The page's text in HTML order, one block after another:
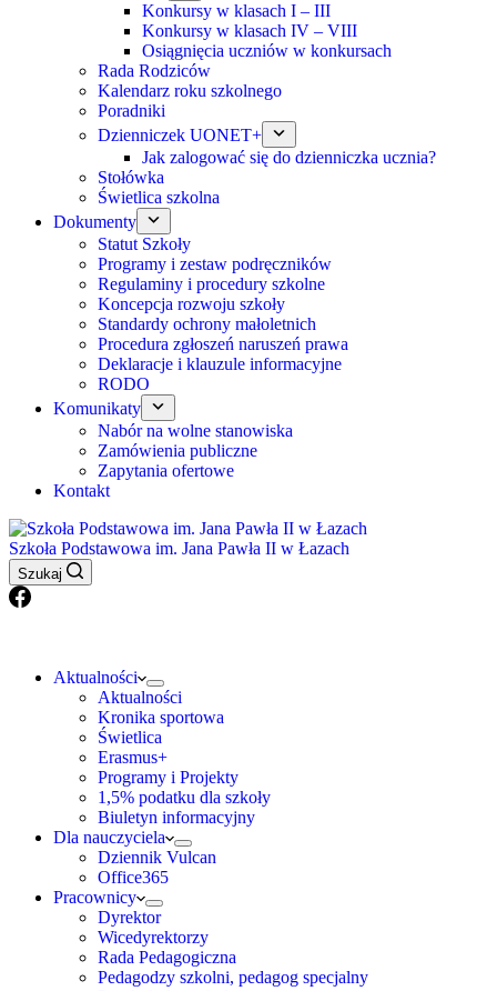
Konkursy w klasach I – III
Konkursy w klasach IV – VIII
Osiągnięcia uczniów w konkursach
Rada Rodziców
Kalendarz roku szkolnego
Poradniki
Dzienniczek UONET+
Jak zalogować się do dzienniczka ucznia?
Stołówka
Świetlica szkolna
Dokumenty
Statut Szkoły
Programy i zestaw podręczników
Regulaminy i procedury szkolne
Koncepcja rozwoju szkoły
Standardy ochrony małoletnich
Procedura zgłoszeń naruszeń prawa
Deklaracje i klauzule informacyjne
RODO
Komunikaty
Nabór na wolne stanowiska
Zamówienia publiczne
Zapytania ofertowe
Kontakt
Szkoła Podstawowa im. Jana Pawła II w Łazach
Szukaj
Aktualności
Aktualności
Kronika sportowa
Świetlica
Erasmus+
Programy i Projekty
1,5% podatku dla szkoły
Biuletyn informacyjny
Dla nauczyciela
Dziennik Vulcan
Office365
Pracownicy
Dyrektor
Wicedyrektorzy
Rada Pedagogiczna
Pedagodzy szkolni, pedagog specjalny